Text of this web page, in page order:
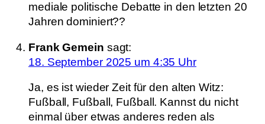
mediale politische Debatte in den letzten 20
Jahren dominiert??
Frank Gemein sagt:
18. September 2025 um 4:35 Uhr
Ja, es ist wieder Zeit für den alten Witz:
Fußball, Fußball, Fußball. Kannst du nicht
einmal über etwas anderes reden als